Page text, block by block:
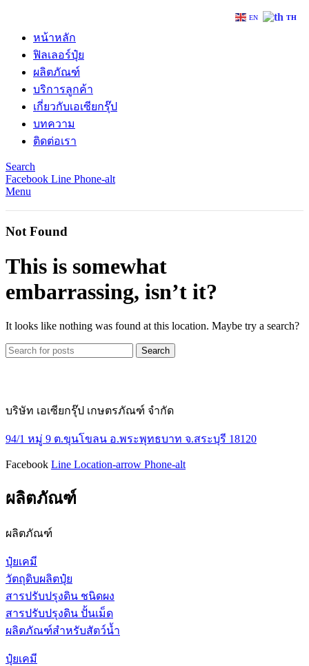
หน้าหลัก
ฟิลเลอร์ปุ๋ย
ผลิตภัณฑ์
บริการลูกค้า
เกี่ยวกับเอเซียกรุ๊ป
บทความ
ติดต่อเรา
Search
Facebook Line Phone-alt
Menu
Not Found
This is somewhat
embarrassing, isn’t it?
It looks like nothing was found at this location. Maybe try a search?
Search
บริษัท เอเซียกรุ๊ป เกษตรภัณฑ์ จำกัด
94/1 หมู่ 9 ต.ขุนโขลน อ.พระพุทธบาท จ.สระบุรี 18120
Facebook Line Location-arrow Phone-alt
ผลิตภัณฑ์
ผลิตภัณฑ์
ปุ๋ยเคมี
วัตถุดิบผลิตปุ๋ย
สารปรับปรุงดิน ชนิดผง
สารปรับปรุงดิน ปั้นเม็ด
ผลิตภัณฑ์สำหรับสัตว์น้ำ
ปุ๋ยเคมี
EN TH